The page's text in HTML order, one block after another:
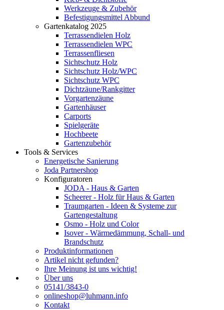
Werkzeuge & Zubehör
Befestigungsmittel Abbund
Gartenkatalog 2025
Terrassendielen Holz
Terrassendielen WPC
Terrassenfliesen
Sichtschutz Holz
Sichtschutz Holz/WPC
Sichtschutz WPC
Dichtzäune/Rankgitter
Vorgartenzäune
Gartenhäuser
Carports
Spielgeräte
Hochbeete
Gartenzubehör
Tools & Services
Energetische Sanierung
Joda Partnershop
Konfiguratoren
JODA - Haus & Garten
Scheerer - Holz für Haus & Garten
Traumgarten - Ideen & Systeme zur
Gartengestaltung
Osmo - Holz und Color
Isover - Wärmedämmung, Schall- und
Brandschutz
Produktinformationen
Artikel nicht gefunden?
Ihre Meinung ist uns wichtig!
Über uns
05141/3843-0
onlineshop@luhmann.info
Kontakt